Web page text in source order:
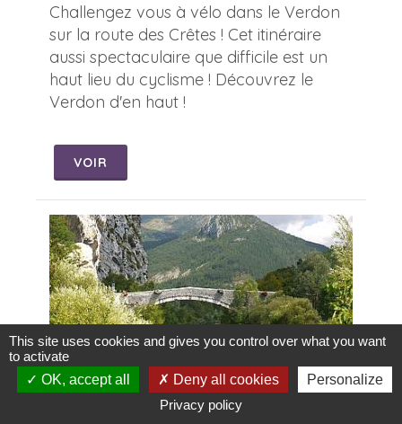
Challengez vous à vélo dans le Verdon
sur la route des Crêtes ! Cet itinéraire
aussi spectaculaire que difficile est un
haut lieu du cyclisme ! Découvrez le
Verdon d'en haut !
VOIR
Boucle vélo Verdon - Belvédères du Verdon
This site uses cookies and gives you control over what you want
to activate
OK, accept all
Deny all cookies
Personalize
Privacy policy